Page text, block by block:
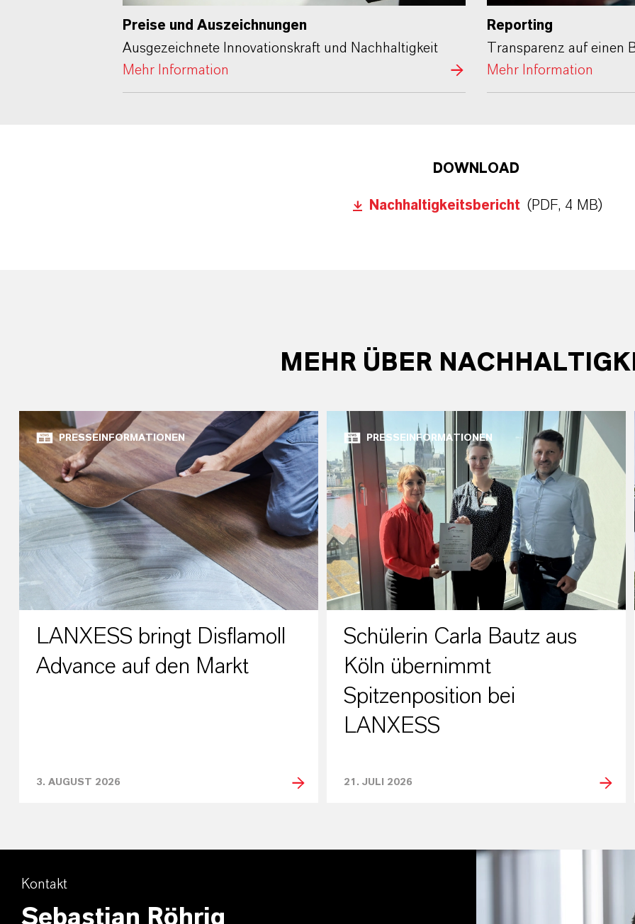
Preise und Auszeichnungen
Ausgezeichnete Innovationskraft und Nachhaltigkeit
Mehr Information
Reporting
Transparenz auf einen
Mehr Information
DOWNLOAD
Nachhaltigkeitsbericht (PDF, 4 MB)
MEHR ÜBER
PRESSEINFORMATIONEN
LANXESS bringt Disflamoll
Advance auf den Markt
3. AUGUST 2026
PRESSEINFORMATIONEN
Schülerin Carla Bautz aus
Köln übernimmt
Spitzenposition bei
LANXESS
21. JULI 2026
Kontakt
Sebastian Röhrig